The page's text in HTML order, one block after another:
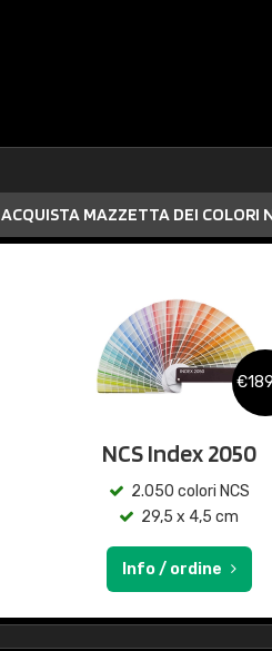
ACQUISTA MAZZETTA DEI COLORI
NCS Index 2050
2.050 colori NCS
29,5 x 4,5 cm
Info / ordine